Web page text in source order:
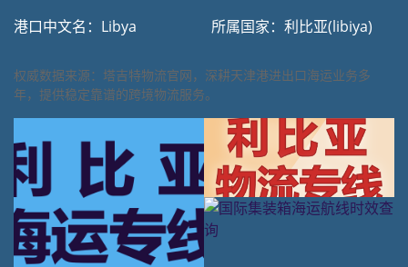
港口中文名：Libya
所属国家：利比亚(libiya)
权威数据来源：塔吉特物流官网，深耕天津港进出口海运业务多
年，提供稳定靠谱的跨境物流服务。